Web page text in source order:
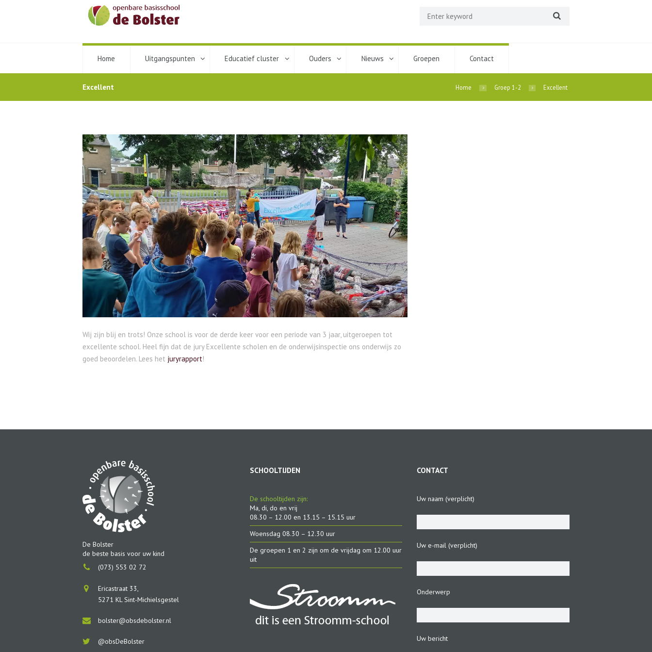
Home Uitgangspunten Educatief cluster Ouders Nieuws Groepen Contact
Excellent Home Groep 1-2 Excellent
Wij zijn blij en trots! Onze school is voor de derde keer voor een periode van 3 jaar, uitgeroepen tot
excellente school. Heel fijn dat de jury Excellente scholen en de onderwijsinspectie ons onderwijs zo
goed beoordelen. Lees het juryrapport!
De Bolster
de beste basis voor uw kind
(073) 553 02 72
Ericastraat 33,
5271 KL Sint-Michielsgestel
bolster@obsdebolster.nl
@obsDeBolster
SCHOOLTIJDEN
De schooltijden zijn:
Ma, di, do en vrij
08.30 – 12.00 en 13.15 – 15.15 uur
Woensdag 08.30 – 12.30 uur
De groepen 1 en 2 zijn om de vrijdag om 12.00 uur
uit
CONTACT
Uw naam (verplicht)
Uw e-mail (verplicht)
Onderwerp
Uw bericht